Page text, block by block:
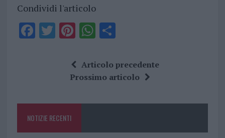
Condividi l'articolo
F
o
k
T Pi
te
re
W
at
s
p
S
a
re
Articolo precedente
Prossimo articolo
NOTIZIE RECENTI